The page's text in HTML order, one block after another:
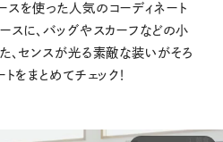
を使った人気のコーディネート
スに、バッグやスカーフなどの小
、センスが光る素敵な装いがそろ
をまとめてチェック！